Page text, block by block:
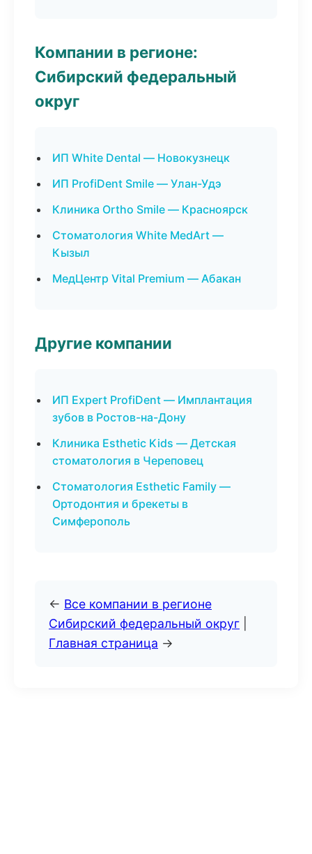
Компании в регионе:
Сибирский федеральный
округ
ИП White Dental — Новокузнецк
ИП ProfiDent Smile — Улан-Удэ
Клиника Ortho Smile — Красноярск
Стоматология White MedArt —
Кызыл
МедЦентр Vital Premium — Абакан
Другие компании
ИП Expert ProfiDent — Имплантация
зубов в Ростов-на-Дону
Клиника Esthetic Kids — Детская
стоматология в Череповец
Стоматология Esthetic Family —
Ортодонтия и брекеты в
Симферополь
← Все компании в регионе
Сибирский федеральный округ
Главная страница →